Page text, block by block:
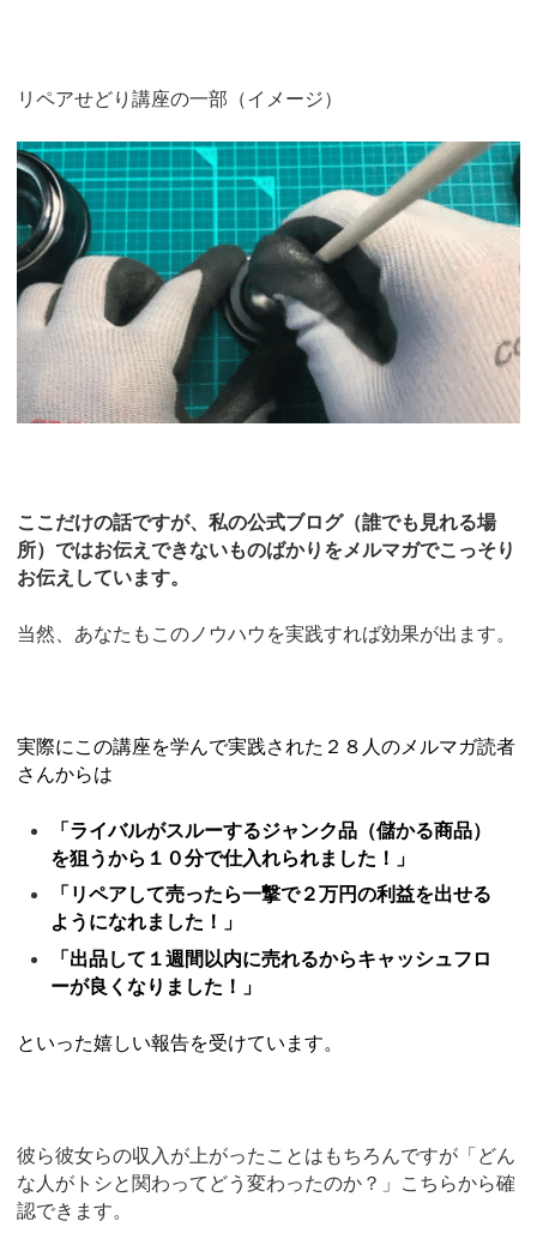
リペアせどり講座の一部（イメージ）
ここだけの話ですが、私の公式ブログ（誰でも見れる場
所）ではお伝えできないものばかりをメルマガでこっそり
お伝えしています。
当然、あなたもこのノウハウを実践すれば効果が出ます。
実際にこの講座を学んで実践された２８人のメルマガ読者
さんからは
「ライバルがスルーするジャンク品（儲かる商品）
を狙うから１０分で仕入れられました！」
「リペアして売ったら一撃で２万円の利益を出せる
ようになれました！」
「出品して１週間以内に売れるからキャッシュフロ
ーが良くなりました！」
といった嬉しい報告を受けています。
彼ら彼女らの収入が上がったことはもちろんですが「どん
な人がトシと関わってどう変わったのか？」こちらから確
認できます。